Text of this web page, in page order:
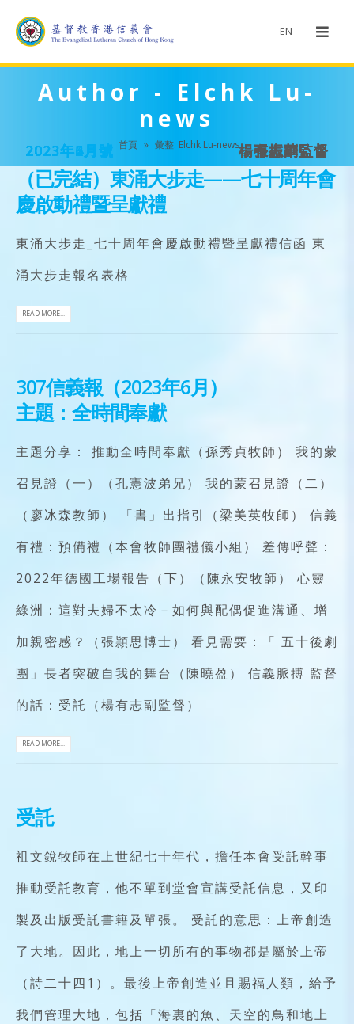
EN
Author - Elchk Lu-
news
首頁 » 彙整: Elchk Lu-news
（已完結）東涌大步走——七十周年會
慶啟動禮暨呈獻禮
東涌大步走_七十周年會慶啟動禮暨呈獻禮信函 東
涌大步走報名表格
READ MORE...
307信義報（2023年6月）
主題：全時間奉獻
主題分享： 推動全時間奉獻（孫秀貞牧師） 我的蒙
召見證（一）（孔憲波弟兄） 我的蒙召見證（二）
（廖冰森教師） 「書」出指引（梁美英牧師） 信義
有禮：預備禮（本會牧師團禮儀小組） 差傳呼聲：
2022年德國工場報告（下）（陳永安牧師） 心靈
綠洲：這對夫婦不太冷－如何與配偶促進溝通、增
加親密感？（張頴思博士） 看見需要：「 五十後劇
團」長者突破自我的舞台（陳曉盈） 信義脈搏 監督
的話：受託（楊有志副監督）
READ MORE...
2023年6月號
受託
楊有志副監督
祖文銳牧師在上世紀七十年代，擔任本會受託幹事
推動受託教育，他不單到堂會宣講受託信息，又印
製及出版受託書籍及單張。 受託的意思：上帝創造
了大地。因此，地上一切所有的事物都是屬於上帝
（詩二十四1）。最後上帝創造並且賜福人類，給予
我們管理大地，包括「海裏的魚、天空的鳥和地上
2023年5月號 張振華監督
2023年4月號 張振華監督
2023年3月號 楊有志副監督
2023年2月號 張振華監督